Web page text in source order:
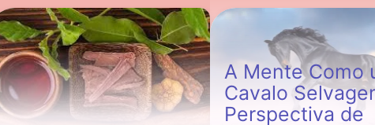
A Mente Como
Cavalo
Perspectiva de